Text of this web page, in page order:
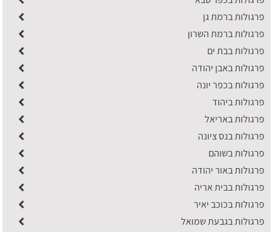
פרגולות ברמת גן
פרגולות ברמת השרון
פרגולות בבת ים
פרגולות באבן יהודה
פרגולות בכפר יונה
פרגולות ביהוד
פרגולות באריאל
פרגולות בנס ציונה
פרגולות בשוהם
פרגולות באור יהודה
פרגולות בבית אריה
פרגולות בכוכב יאיר
פרגולות בגבעת שמואל